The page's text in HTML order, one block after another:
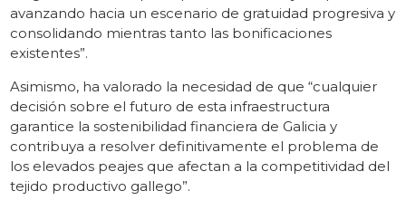
avanzando hacia un escenario de gratuidad progresiva y
consolidando mientras tanto las bonificaciones
existentes”.
Asimismo, ha valorado la necesidad de que “cualquier
decisión sobre el futuro de esta infraestructura
garantice la sostenibilidad financiera de Galicia y
contribuya a resolver definitivamente el problema de
los elevados peajes que afectan a la competitividad del
tejido productivo gallego”.